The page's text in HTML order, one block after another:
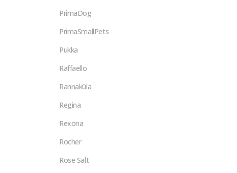
PrimaDog
PrimaSmallPets
Pukka
Raffaello
Rannaküla
Regina
Rexona
Rocher
Rose Salt